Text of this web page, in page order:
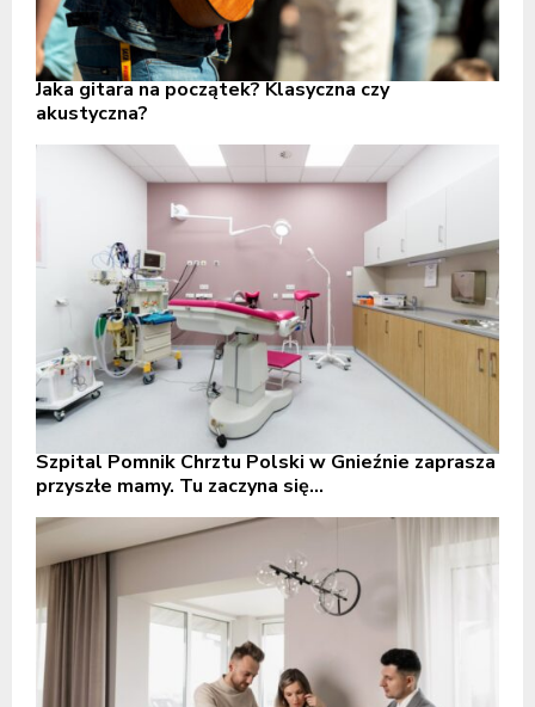
Jaka gitara na początek? Klasyczna czy
akustyczna?
Szpital Pomnik Chrztu Polski w Gnieźnie zaprasza
przyszłe mamy. Tu zaczyna się...